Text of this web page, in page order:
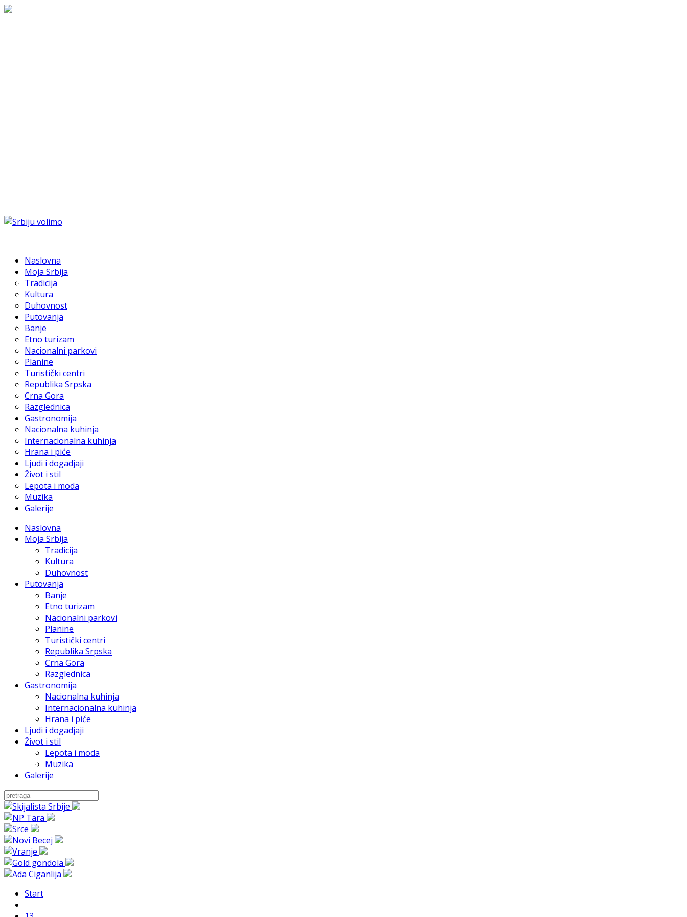
Naslovna
Moja Srbija
Tradicija
Kultura
Duhovnost
Putovanja
Banje
Etno turizam
Nacionalni parkovi
Planine
Turistički centri
Republika Srpska
Crna Gora
Razglednica
Gastronomija
Nacionalna kuhinja
Internacionalna kuhinja
Hrana i piće
Ljudi i dogadjaji
Život i stil
Lepota i moda
Muzika
Galerije
Naslovna
Moja Srbija
Tradicija
Kultura
Duhovnost
Putovanja
Banje
Etno turizam
Nacionalni parkovi
Planine
Turistički centri
Republika Srpska
Crna Gora
Razglednica
Gastronomija
Nacionalna kuhinja
Internacionalna kuhinja
Hrana i piće
Ljudi i dogadjaji
Život i stil
Lepota i moda
Muzika
Galerije
Start